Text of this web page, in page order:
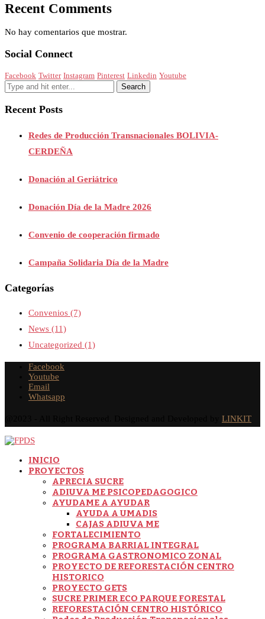
Recent Comments
No hay comentarios que mostrar.
Social Connect
Facebook Twitter Instagram Pinterest Linkedin Youtube
Recent Posts
Redes de Producción Transnacionales BOLIVIA-
CERDEÑA
Donación al Geriátrico
Donación Día de la Madre 2026
Convenio de cooperación firmado
Campaña Solidaria Día de la Madre
Categorías
Convenios (7)
News (11)
Uncategorized (1)
Facebook
Youtube
Email
Whatsapp
LINKIT
INICIO
PROYECTOS
APRECIA SUCRE
ADIUVA ME PSICOPEDAGOGICO
AYUDAME A AYUDAR
AYUDA A UMADIS
CAJAS ADIUVA ME
FORTALECIMIENTO
PROGRAMA BARRIAL INTEGRAL
PROGRAMA GASTRONOMICO ZONAL
PROYECTO DE REFORESTACIÓN CENTRO
HISTORICO
PROYECTO GETS
SUCRE PRIMER ECO PARQUE FORESTAL
REFORESTACIÓN CENTRO HISTÓRICO